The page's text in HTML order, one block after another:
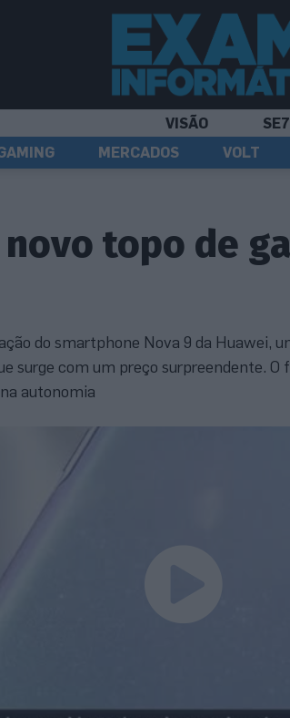
VISÃO
MERCADOS VOLT
novo topo de
do smartphone Nova 9 da Huawei,
surge com um preço surpreendente.
autonomia